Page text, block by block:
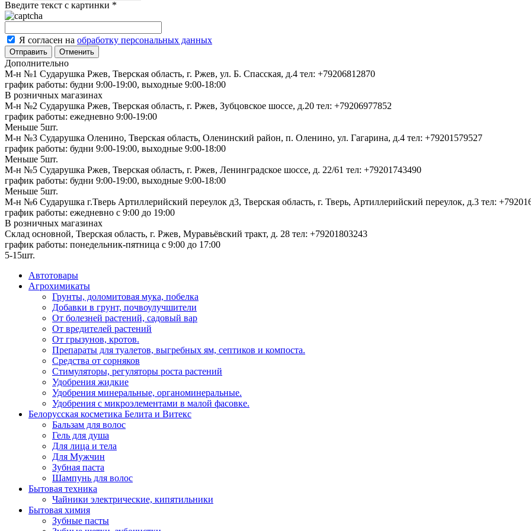
Введите текст с картинки *
Я согласен на обработку персональных данных
Отменить
Дополнительно
М-н №1 Сударушка Ржев, Тверская область, г. Ржев, ул. Б. Спасская, д.4 тел: +79206812870
график работы: будни 9:00-19:00, выходные 9:00-18:00
В розничных магазинах
М-н №2 Cударушка Ржев, Тверская область, г. Ржев, Зубцовское шоссе, д.20 тел: +79206977852
график работы: ежедневно 9:00-19:00
Меньше 5шт.
М-н №3 Сударушка Оленино, Тверская область, Оленинский район, п. Оленино, ул. Гагарина, д.4 тел: +79201579527
график работы: будни 9:00-19:00, выходные 9:00-18:00
Меньше 5шт.
М-н №5 Сударушка Ржев, Тверская область, г. Ржев, Ленинградское шоссе, д. 22/61 тел: +79201743490
график работы: будни 9:00-19:00, выходные 9:00-18:00
Меньше 5шт.
М-н №6 Сударушка г.Тверь Артиллерийский переулок д3, Тверская область, г. Тверь, Артиллерийский переулок, д.3 тел:
график работы: ежедневно с 9:00 до 19:00
В розничных магазинах
Склад основной, Тверская область, г. Ржев, Муравьёвский тракт, д. 28 тел: +79201803243
график работы: понедельник-пятница с 9:00 до 17:00
5-15шт.
Автотовары
Агрохимикаты
Грунты, доломитовая мука, побелка
Добавки в грунт, почвоулучшители
От болезней растений, садовый вар
От вредителей растений
От грызунов, кротов.
Препараты для туалетов, выгребных ям, септиков и компоста.
Средства от сорняков
Стимуляторы, регуляторы роста растений
Удобрения жидкие
Удобрения минеральные, органоминеральные.
Удобрения с микроэлементами в малой фасовке.
Белорусская косметика Белита и Витекс
Бальзам для волос
Гель для душа
Для лица и тела
Для Мужчин
Зубная паста
Шампунь для волос
Бытовая техника
Чайники электрические, кипятильники
Бытовая химия
Зубные пасты